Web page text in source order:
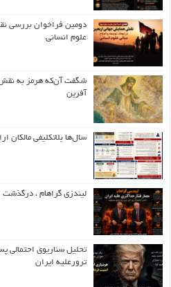
دومین فراخوان بررسی
علوم انسانی
شگفت آن‌که هرمز به نقش
آفرین
سال‌ها بلاتکلیفی مالکان اراضی
لیندزی گراهام ، درگذشت
تحلیل سناریوی احتمالی
ترورعلیه ایران